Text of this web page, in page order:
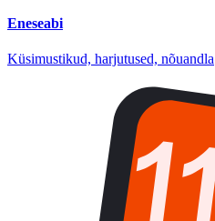
Eneseabi
Küsimustikud, harjutused, nõuandla